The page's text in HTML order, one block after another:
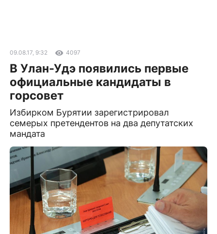
09.08.17, 9:32 4097
В Улан-Удэ появились первые
официальные кандидаты в
горсовет
Избирком Бурятии зарегистрировал
семерых претендентов на два депутатских
мандата